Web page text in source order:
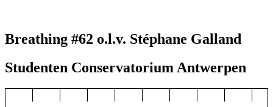
Breathing #62 o.l.v. Stéphane Galland
Studenten Conservatorium Antwerpen